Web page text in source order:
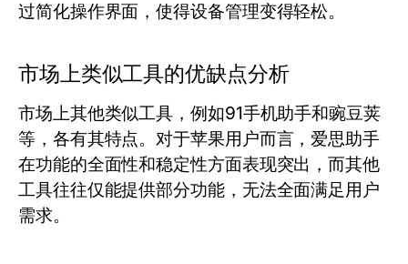
过简化操作界面，使得设备管理变得轻松。
市场上类似工具的优缺点分析
市场上其他类似工具，例如91手机助手和豌豆荚
等，各有其特点。对于苹果用户而言，爱思助手
在功能的全面性和稳定性方面表现突出，而其他
工具往往仅能提供部分功能，无法全面满足用户
需求。